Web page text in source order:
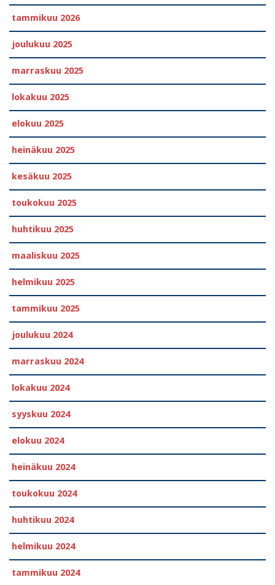
tammikuu 2026
joulukuu 2025
marraskuu 2025
lokakuu 2025
elokuu 2025
heinäkuu 2025
kesäkuu 2025
toukokuu 2025
huhtikuu 2025
maaliskuu 2025
helmikuu 2025
tammikuu 2025
joulukuu 2024
marraskuu 2024
lokakuu 2024
syyskuu 2024
elokuu 2024
heinäkuu 2024
toukokuu 2024
huhtikuu 2024
helmikuu 2024
tammikuu 2024